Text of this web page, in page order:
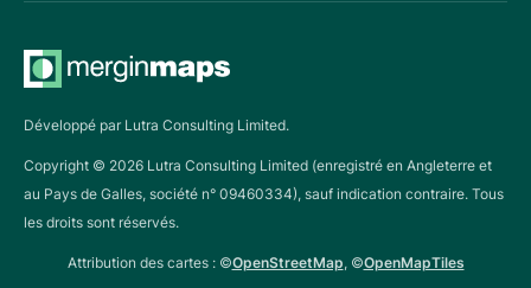
Développé par Lutra Consulting Limited.
Copyright © 2026 Lutra Consulting Limited (enregistré en Angleterre et
au Pays de Galles, société n° 09460334), sauf indication contraire. Tous
les droits sont réservés.
Attribution des cartes : ©OpenStreetMap, ©OpenMapTiles